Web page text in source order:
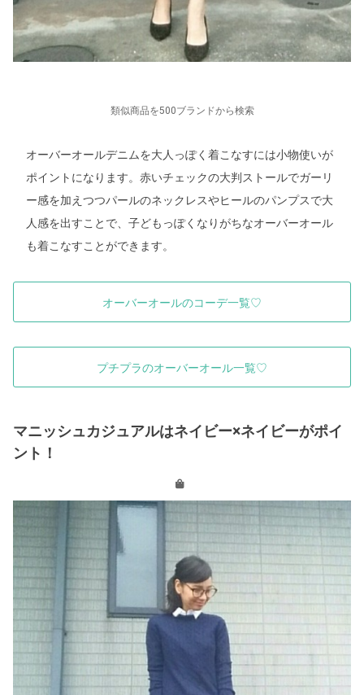
類似商品を500ブランドから検索
オーバーオールデニムを大人っぽく着こなすには小物使いが
ポイントになります。赤いチェックの大判ストールでガーリ
ー感を加えつつパールのネックレスやヒールのパンプスで大
人感を出すことで、子どもっぽくなりがちなオーバーオール
も着こなすことができます。
オーバーオールのコーデ一覧♡
プチプラのオーバーオール一覧♡
マニッシュカジュアルはネイビー×ネイビーがポイ
ント！